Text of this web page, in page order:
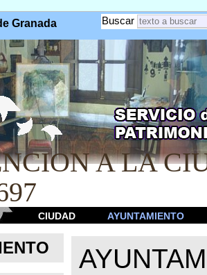
Granada Buscar
A LA
CIUDAD AYUNTAMIENTO